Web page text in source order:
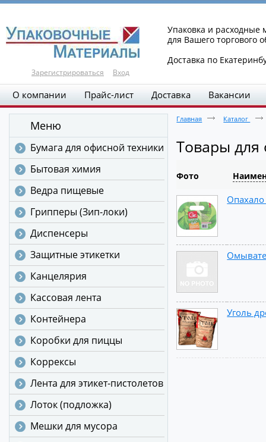
Зарегистрироваться Вход
Упаковка и расходные
для Вашего торгового
Доставка по
О компании Прайс-лист Доставка Вакансии
Меню
Бумага для офисной техники
Бытовая химия
Ведра пищевые
Грипперы (Зип-локи)
Диспенсеры
Защитные этикетки
Канцелярия
Кассовая лента
Контейнера
Коробки для пиццы
Коррексы
Лента для этикет-пистолетов
Лоток (подложка)
Мешки для мусора
Главная Каталог
Товары для
Фото
Опахало
Уголь